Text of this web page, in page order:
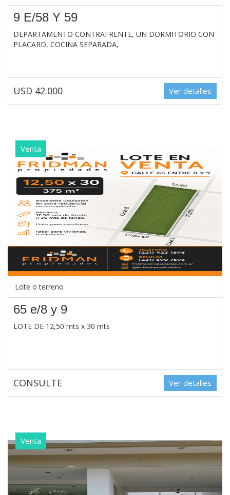
9 E/58 Y 59
DEPARTAMENTO CONTRAFRENTE, UN DORMITORIO CON
PLACARD, COCINA SEPARADA,
USD 42.000 Ver detalles
Venta
Lote o terreno
65 e/8 y 9
LOTE DE 12,50 mts x 30 mts
CONSULTE Ver detalles
Venta